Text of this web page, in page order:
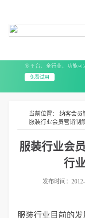
多平台、全行业、功能可
免费试用
当前位置： 纳客会员
服装行业会员营销制
服装行业会
行
发布时间：
服装行业目前的